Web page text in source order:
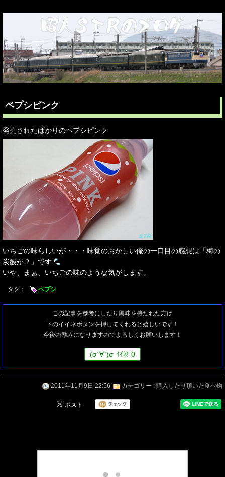
ペプシピンク
発売されたばかりのペプシピンク
いちごの味らしいが・・・味覚のおかしい俺の一口目の感想は「梅の
炭酸か？」です
いや、まぁ、いちごの味のような気がします。
タグ： ペプシ
この記事を参考にしたり興味を持たれた方は
下のイイネボタンを押してくれると嬉しいです！
今後の励みになりますのでよろしくお願いします！
(σ´∀`)σ ｲｲﾈ! 0
2011年11月9日 22:56 カテゴリー : 購入したり頂いた食べ物